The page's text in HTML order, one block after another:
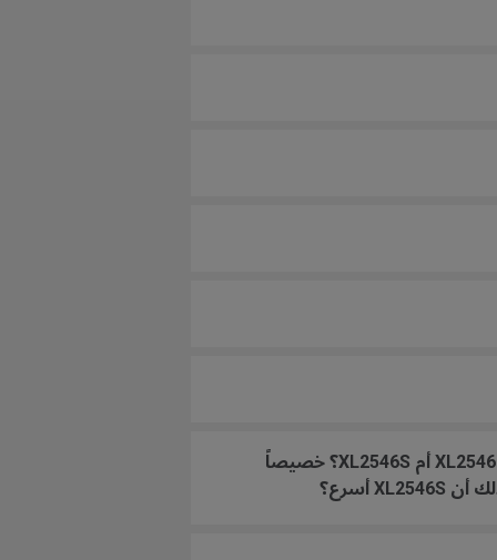
بما أنني لا أستطيع الحصول على مواصفات وقت الاستجابة الرسمية الآن، ما هو الأداء الفعلي الأسرع؟ XL2546K أم XL2546S؟ خصيصاً